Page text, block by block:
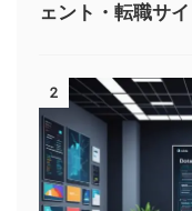
ェント・転職サ
2